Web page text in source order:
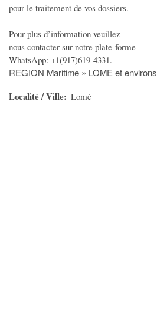
pour le traitement de vos dossiers.
Pour plus d’information veuillez
nous contacter sur notre plate-forme
WhatsApp: +1(917)619-4331.
REGION Maritime » LOME et environs
Localité / Ville Lomé